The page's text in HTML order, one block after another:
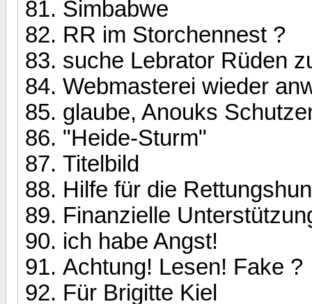
Simbabwe
RR im Storchennest ?
suche Lebrator Rüden
Webmasterei wieder
glaube, Anouks
"Heide-Sturm"
Titelbild
Hilfe für die
Finanzielle
ich habe Angst!
Achtung! Lesen! Fake ?
Für Brigitte Kiel